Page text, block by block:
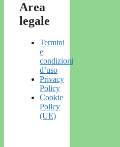
Area
legale
Termini
e
condizioni
d’uso
Privacy
Policy
Cookie
Policy
(UE)